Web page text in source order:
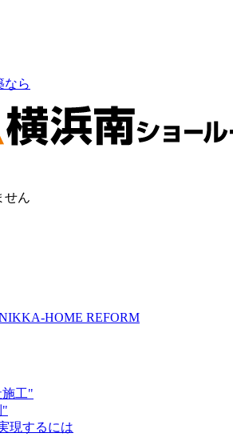
なら
せん
HOME REFORM
工"
"
現するには